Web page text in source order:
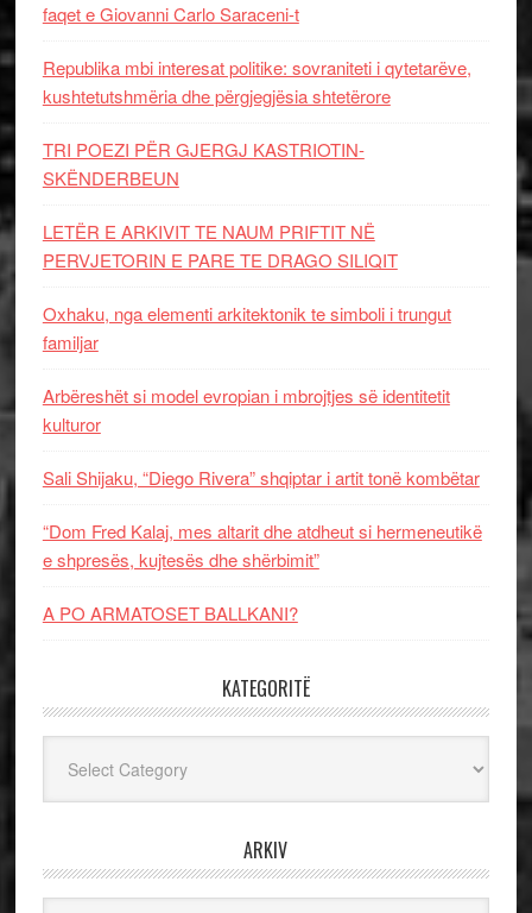
faqet e Giovanni Carlo Saraceni-t
Republika mbi interesat politike: sovraniteti i qytetarëve,
kushtetutshmëria dhe përgjegjësia shtetërore
TRI POEZI PËR GJERGJ KASTRIOTIN-
SKËNDERBEUN
LETËR E ARKIVIT TE NAUM PRIFTIT NË
PERVJETORIN E PARE TE DRAGO SILIQIT
Oxhaku, nga elementi arkitektonik te simboli i trungut
familjar
Arbëreshët si model evropian i mbrojtjes së identitetit
kulturor
Sali Shijaku, “Diego Rivera” shqiptar i artit tonë kombëtar
“Dom Fred Kalaj, mes altarit dhe atdheut si hermeneutikë
e shpresës, kujtesës dhe shërbimit”
A PO ARMATOSET BALLKANI?
KATEGORITË
ARKIV